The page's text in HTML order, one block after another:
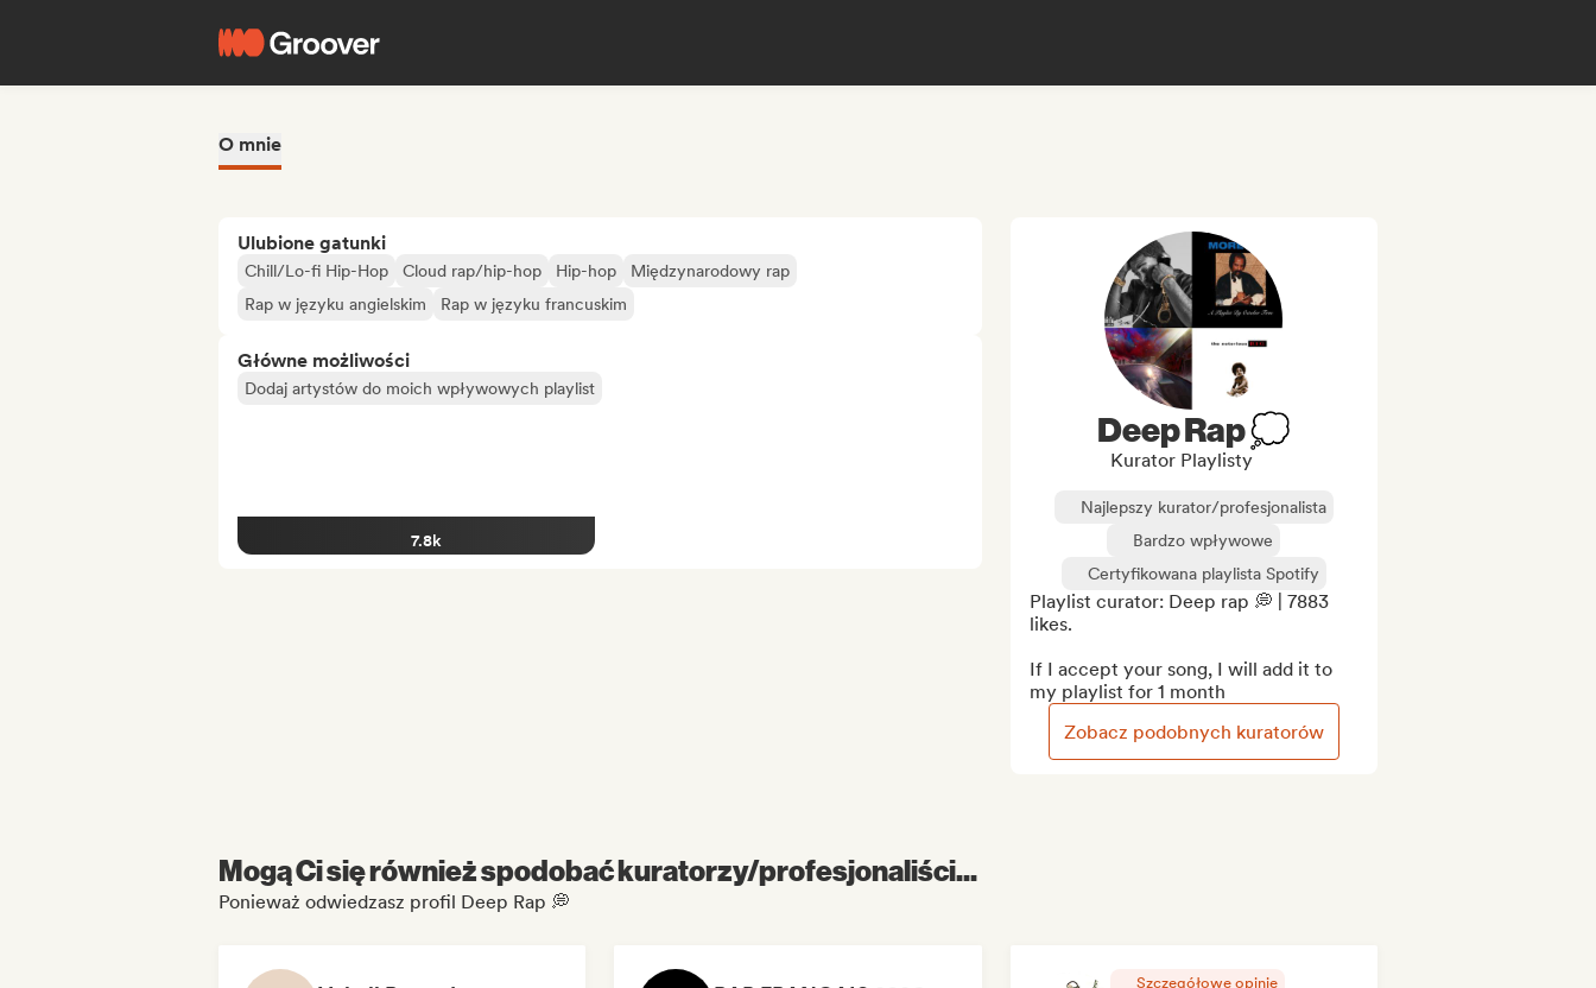
O mnie
Ulubione gatunki
Chill/Lo-fi Hip-Hop Cloud rap/hip-hop Hip-hop
Międzynarodowy rap
Rap w języku angielskim
Rap w języku francuskim
Główne możliwości
Dodaj artystów do moich wpływowych playlist
7.8k
Deep Rap 💭
Kurator Playlisty
Najlepszy kurator/profesjonalista
Bardzo wpływowe
Certyfikowana playlista Spotify
Playlist curator: Deep rap 💭 | 7883
likes.
If I accept your song, I will add it to
my playlist for 1 month
Zobacz podobnych kuratorów
Mogą Ci się również spodobać kuratorzy/profesjonaliści...
Ponieważ odwiedzasz profil Deep Rap 💭
Szczegółowe opinie